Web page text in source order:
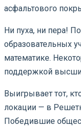
асфальтового
Ни пуха, ни пера!
образовательных
математике.
поддержкой
Выигрывает тот,
локации — в
Победившие